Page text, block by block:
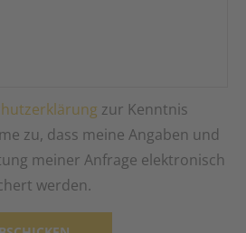
zur Kenntnis
zu, dass meine Angaben und
meiner Anfrage elektronisch
werden.